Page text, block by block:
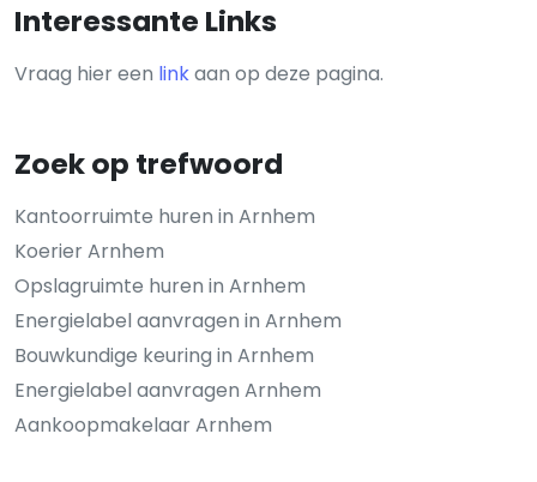
Interessante Links
Vraag hier een linkaan op deze pagina.
Zoek op trefwoord
Kantoorruimte huren in Arnhem
Koerier Arnhem
Opslagruimte huren in Arnhem
Energielabel aanvragen in Arnhem
Bouwkundige keuring in Arnhem
Energielabel aanvragen Arnhem
Aankoopmakelaar Arnhem